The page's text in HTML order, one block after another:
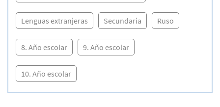
Lenguas extranjeras Secundaria Ruso
8. Año escolar 9. Año escolar
10. Año escolar